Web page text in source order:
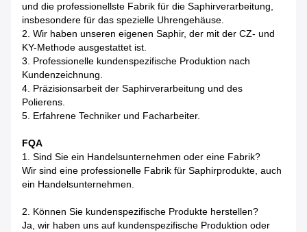
und die professionellste Fabrik für die Saphirverarbeitung,
insbesondere für das spezielle Uhrengehäuse.
2. Wir haben unseren eigenen Saphir, der mit der CZ- und
KY-Methode ausgestattet ist.
3. Professionelle kundenspezifische Produktion nach
Kundenzeichnung.
4. Präzisionsarbeit der Saphirverarbeitung und des
Polierens.
5. Erfahrene Techniker und Facharbeiter.
FQA
1. Sind Sie ein Handelsunternehmen oder eine Fabrik?
Wir sind eine professionelle Fabrik für Saphirprodukte, auch
ein Handelsunternehmen.
2. Können Sie kundenspezifische Produkte herstellen?
Ja, wir haben uns auf kundenspezifische Produktion oder